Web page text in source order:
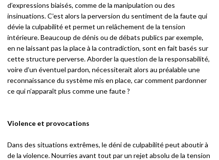
d’expressions biaisés, comme de la manipulation ou des
insinuations. C’est alors la perversion du sentiment de la faute qui
dévie la culpabilité et permet un relâchement de la tension
intérieure. Beaucoup de dénis ou de débats publics par exemple,
en ne laissant pas la place à la contradiction, sont en fait basés sur
cette structure perverse. Aborder la question de la responsabilité,
voire d’un éventuel pardon, nécessiterait alors au préalable une
reconnaissance du système mis en place, car comment pardonner
ce qui n’apparaît plus comme une faute ?
Violence et provocations
Dans des situations extrêmes, le déni de culpabilité peut aboutir à
de la violence. Nourries avant tout par un rejet absolu de la tension